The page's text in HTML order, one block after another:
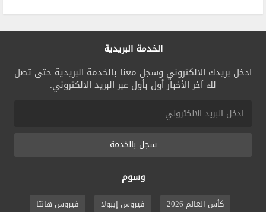
الخدمة البريدية
ادخل بريدك الالكتروني وسجل معنا بالخدمة البريدية حتى تصل
لك آخر الأخبار أول بأول عبر البريد الالكتروني.
سجل بالخدمة
وسوم
كأس العالم 2026 فيروس إيبولا
فيروس هانتا